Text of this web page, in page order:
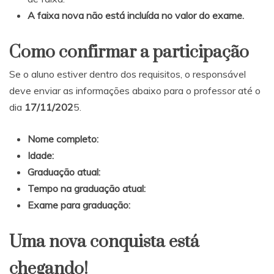
A faixa nova não está incluída no valor do exame.
Como confirmar a participação
Se o aluno estiver dentro dos requisitos, o responsável
deve enviar as informações abaixo para o professor até o
dia 17/11/2025.
Nome completo:
Idade:
Graduação atual:
Tempo na graduação atual:
Exame para graduação:
Uma nova conquista está
chegando!